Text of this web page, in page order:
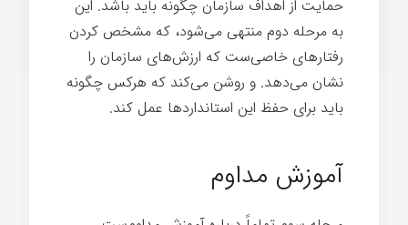
حمایت از اهداف سازمان چگونه باید باشد. این
به مرحله دوم منتهی می‌شود، که مشخص کردن
رفتارهای خاصی‌ست که ارزش‌های سازمان را
نشان می‌دهد. و روشن می‌کند که هرکس چگونه
باید برای حفظ این استانداردها عمل کند.
آموزش مداوم